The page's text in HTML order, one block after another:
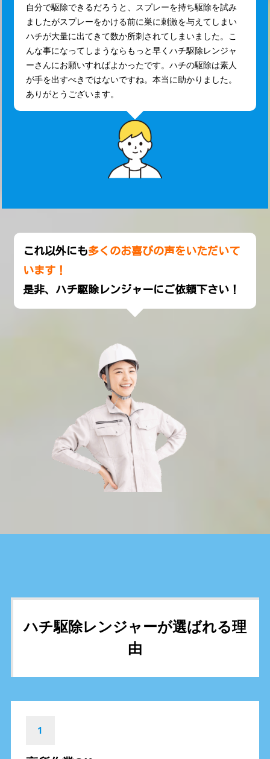
自分で駆除できるだろうと、スプレーを持ち駆除を試み
ましたがスプレーをかける前に巣に刺激を与えてしまい
ハチが大量に出てきて数か所刺されてしまいました。こ
んな事になってしまうならもっと早くハチ駆除レンジャ
ーさんにお願いすればよかったです。ハチの駆除は素人
が手を出すべきではないですね。本当に助かりました。
ありがとうございます。
これ以外にも多くのお喜びの声をいただいて
います！
是非、 ハチ駆除レンジャーにご依頼下さい！
ハチ駆除レンジャーが選ばれる理
由
1